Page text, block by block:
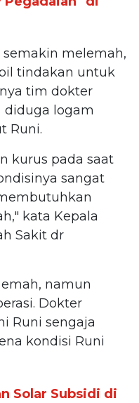
melemah,
tindakan untuk
tim dokter
diduga logam
Runi.
kurus pada saat
sangat
kata Kepala
Sakit dr
namun
Dokter
Runi sengaja
kondisi Runi
Solar Subsidi di